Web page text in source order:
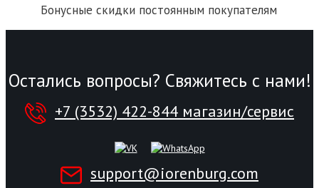
Бонусные скидки постоянным покупателям
Остались вопросы? Свяжитесь с нами!
+7 (3532) 422-844 магазин/сервис
support@iorenburg.com